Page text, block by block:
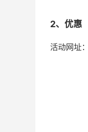
2、优惠
活动网址：